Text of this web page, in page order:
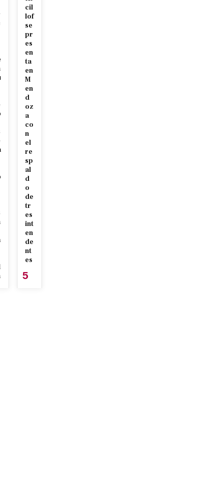
cil
lof
se
pr
es
en
ta
en
M
en
d
oz
a
co
n
el
re
sp
al
d
o
de
tr
es
int
en
de
nt
es
5